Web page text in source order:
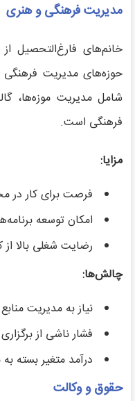
مدیریت فرهنگی و هنری
خانم‌های فارغ‌التحصیل
حوزه‌های مدیریت
شامل مدیریت موزه‌ها،
فرهنگی است.
مزایا:
فرصت برای کار در
امکان توسعه
رضایت شغلی بالا از
چالش‌ها:
نیاز به مدیریت
فشار ناشی از
درآمد متغیر بسته
حقوق و وکالت